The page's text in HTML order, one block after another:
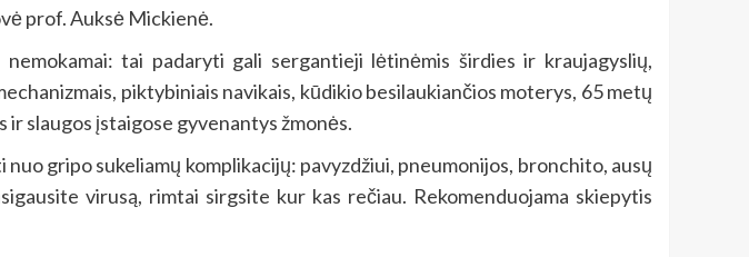
prof. Auksė Mickienė.
tai padaryti gali sergantieji lėtinėmis širdies ir kraujagyslių,
piktybiniais navikais, kūdikio besilaukiančios moterys, 65 metų
slaugos įstaigose gyvenantys žmonės.
gripo sukeliamų komplikacijų: pavyzdžiui, pneumonijos, bronchito, ausų
virusą, rimtai sirgsite kur kas rečiau. Rekomenduojama skiepytis